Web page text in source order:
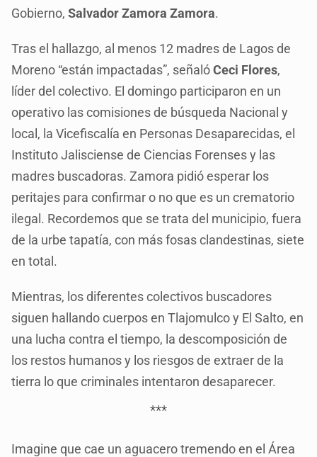
Gobierno,Salvador Zamora Zamora.
Tras el hallazgo, al menos 12 madres de Lagos de
Moreno “están impactadas”, señalóCeci Flores,
líder del colectivo. El domingo participaron en un
operativo las comisiones de búsqueda Nacional y
local, la Vicefiscalía en Personas Desaparecidas, el
Instituto Jalisciense de Ciencias Forenses y las
madres buscadoras. Zamora pidió esperar los
peritajes para confirmar o no que es un crematorio
ilegal. Recordemos que se trata del municipio, fuera
de la urbe tapatía, con más fosas clandestinas, siete
en total.
Mientras, los diferentes colectivos buscadores
siguen hallando cuerpos en Tlajomulco y El Salto, en
una lucha contra el tiempo, la descomposición de
los restos humanos y los riesgos de extraer de la
tierra lo que criminales intentaron desaparecer.
***
Imagine que cae un aguacero tremendo en el Área